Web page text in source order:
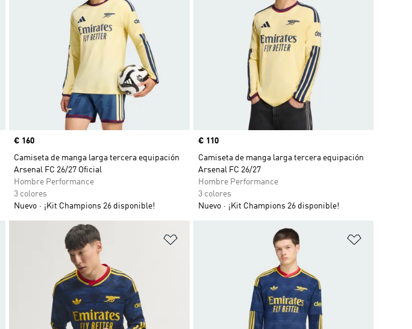
Precio
€ 160
Camiseta de manga larga tercera equipación
Arsenal FC 26/27 Oficial
Hombre Performance
3 colores
Nuevo
¡Kit Champions 26 disponible!
Precio
€ 110
Camiseta de manga larga tercera equipación
Arsenal FC 26/27
Hombre Performance
3 colores
Nuevo
¡Kit Champions 26 disponible!
Añadir a la lista de deseos Añadir a la lista de deseos